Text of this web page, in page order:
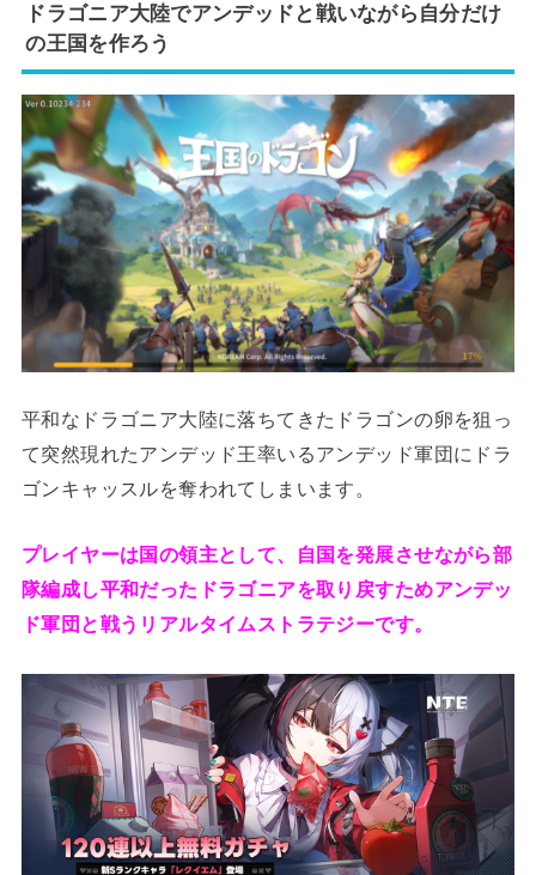
ドラゴニア大陸でアンデッドと戦いながら自分だけ
の王国を作ろう
平和なドラゴニア大陸に落ちてきたドラゴンの卵を狙っ
て突然現れたアンデッド王率いるアンデッド軍団にドラ
ゴンキャッスルを奪われてしまいます。
プレイヤーは国の領主として、自国を発展させながら部
隊編成し平和だったドラゴニアを取り戻すためアンデッ
ド軍団と戦うリアルタイムストラテジーです。